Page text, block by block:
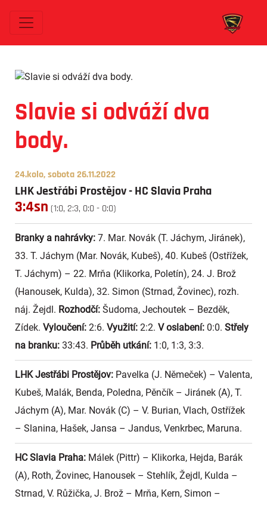
Slavie si odváží dva
body.
24.kolo, sobota 26.11.2022
LHK Jestřábi Prostějov - HC Slavia Praha
3:4sn (1:0, 2:3, 0:0 - 0:0)
Branky a nahrávky: 7. Mar. Novák (T. Jáchym, Jiránek),
33. T. Jáchym (Mar. Novák, Kubeš), 40. Kubeš (Ostřížek,
T. Jáchym) – 22. Mrňa (Klikorka, Poletín), 24. J. Brož
(Hanousek, Kulda), 32. Simon (Strnad, Žovinec), rozh.
náj. Žejdl. Rozhodčí: Šudoma, Jechoutek – Bezděk,
Zídek. Vyloučení: 2:6. Využití: 2:2. V oslabení: 0:0. Střely
na branku: 33:43. Průběh utkání: 1:0, 1:3, 3:3.
LHK Jestřábi Prostějov: Pavelka (J. Němeček) – Valenta,
Kubeš, Malák, Benda, Poledna, Pěnčík – Jiránek (A), T.
Jáchym (A), Mar. Novák (C) – V. Burian, Vlach, Ostřížek
– Slanina, Hašek, Jansa – Jandus, Venkrbec, Maruna.
HC Slavia Praha: Málek (Pittr) – Klikorka, Hejda, Barák
(A), Roth, Žovinec, Hanousek – Stehlík, Žejdl, Kulda –
Strnad, V. Růžička, J. Brož – Mrňa, Kern, Simon –